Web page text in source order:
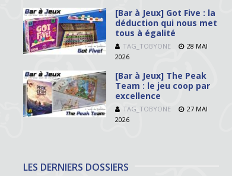
[Bar à Jeux] Got Five : la
déduction qui nous met
tous à égalité
TAG_TOBYONE
28 MAI
2026
[Bar à Jeux] The Peak
Team : le jeu coop par
excellence
TAG_TOBYONE
27 MAI
2026
LES DERNIERS DOSSIERS